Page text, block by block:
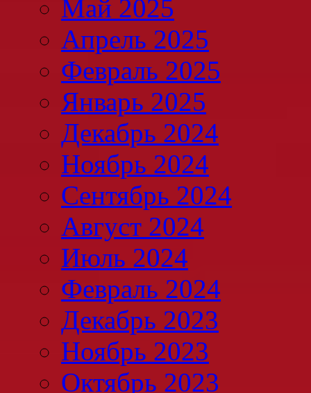
Май 2025
Апрель 2025
Февраль 2025
Январь 2025
Декабрь 2024
Ноябрь 2024
Сентябрь 2024
Август 2024
Июль 2024
Февраль 2024
Декабрь 2023
Ноябрь 2023
Октябрь 2023